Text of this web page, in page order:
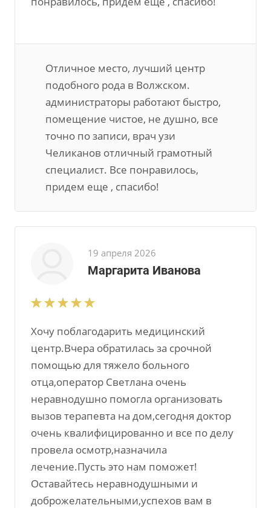
Отличное место, лучший центр
подобного рода в Волжском.
администраторы работают быстро,
помещение чистое, не душно, все
точно по записи, врач узи
Челиканов отличный грамотный
специалист. Все понравилось,
придем еще , спасибо!
19 апреля 2026
Маргарита Иванова
Хочу поблагодарить медицинский
центр.Вчера обратилась за срочной
помощью для тяжело больного
отца,оператор Светлана очень
неравнодушно помогла организовать
вызов терапевта на дом,сегодня доктор
очень квалифицированно и все по делу
провела осмотр,назначила
лечение.Пусть это нам поможет!
Оставайтесь неравнодушными и
доброжелательными,успехов вам в